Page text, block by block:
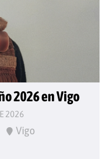
2026 en Vigo
2026
Vigo